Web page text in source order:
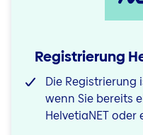
Registrierung
Die
wenn Sie bereits
HelvetiaNET oder